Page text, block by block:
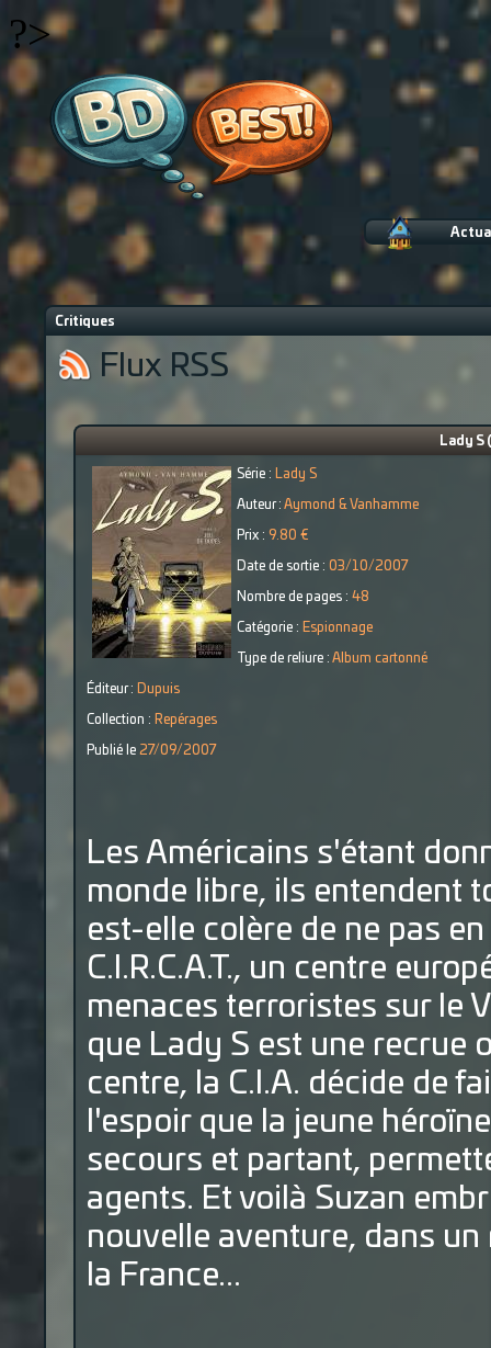
?>
Critiques
Flux RSS
Lady S
Série : Lady S
Auteur : Aymond & Vanhamme
Prix : 9.80 €
Date de sortie : 03/10/2007
Nombre de pages : 48
Catégorie : Espionnage
Type de reliure : Album cartonné
Éditeur : Dupuis
Collection : Repérages
Publié le 27/09/2007
Les Américains s'étant
monde libre, ils entendent
est-elle colère de ne pas
C.I.R.C.A.T., un centre
menaces terroristes sur le
que Lady S est une recrue
centre, la C.I.A. décide de
l'espoir que la jeune
secours et partant,
agents. Et voilà Suzan
nouvelle aventure, dans
la France...